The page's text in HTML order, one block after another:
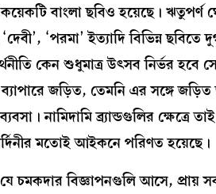
কয়েকটি বাংলা ছবিও হয়েছে।
‘পরমা’ ইত্যাদি বিভিন্ন
কেন শুধুমাত্র উৎসব নির্ভর
জড়িত, তেমনি এর সঙ্গে
নামিদামি ব্র্যান্ডগুলির
মতোই আইকনে পরিণত হয়েছে।
চমকদার বিজ্ঞাপনগুলি আসে, প্রায়